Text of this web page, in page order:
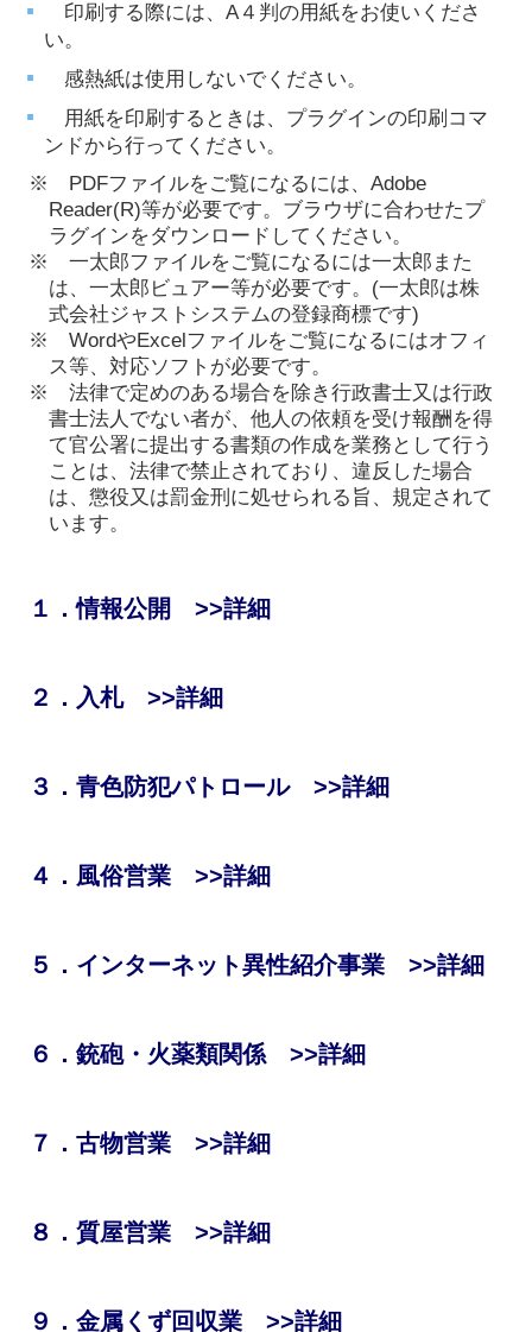
印刷する際には、A４判の用紙をお使いくださ
い。
感熱紙は使用しないでください。
用紙を印刷するときは、プラグインの印刷コマ
ンドから行ってください。
※
PDFファイルをご覧になるには、Adobe
Reader(R)等が必要です。ブラウザに合わせたプ
ラグインをダウンロードしてください。
※
一太郎ファイルをご覧になるには一太郎また
は、一太郎ビュアー等が必要です。(一太郎は株
式会社ジャストシステムの登録商標です)
※
WordやExcelファイルをご覧になるにはオフィ
ス等、対応ソフトが必要です。
※
法律で定めのある場合を除き行政書士又は行政
書士法人でない者が、他人の依頼を受け報酬を得
て官公署に提出する書類の作成を業務として行う
ことは、法律で禁止されており、違反した場合
は、懲役又は罰金刑に処せられる旨、規定されて
います。
１．情報公開 >>詳細
２．入札 >>詳細
３．青色防犯パトロール >>詳細
４． 風俗営業 >>詳細
５．インターネット異性紹介事業 >>詳細
６．銃砲・火薬類関係 >>詳細
７．古物営業 >>詳細
８．質屋営業 >>詳細
９．金属くず回収業 >>詳細